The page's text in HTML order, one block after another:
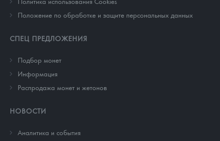
Положение по обработке и защите персональных данных
СПЕЦ ПРЕДЛОЖЕНИЯ
Подбор монет
Информация
Распродажа монет и жетонов
НОВОСТИ
Аналитика и события